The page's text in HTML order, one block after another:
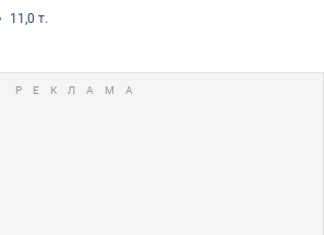
11,0 т.